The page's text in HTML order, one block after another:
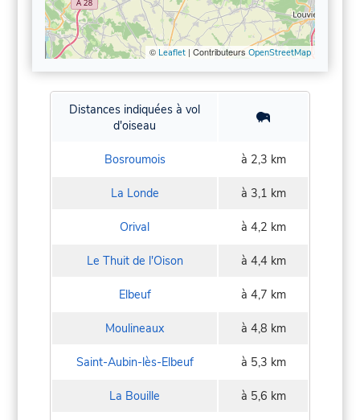
© Leaflet| Contributeurs OpenStreetMap
Distances indiquées à vol
d'oiseau
Bosroumois à 2,3 km
La Londe à 3,1 km
Orival à 4,2 km
Le Thuit de l'Oison à 4,4 km
Elbeuf à 4,7 km
Moulineaux à 4,8 km
Saint-Aubin-lès-Elbeuf à 5,3 km
La Bouille à 5,6 km